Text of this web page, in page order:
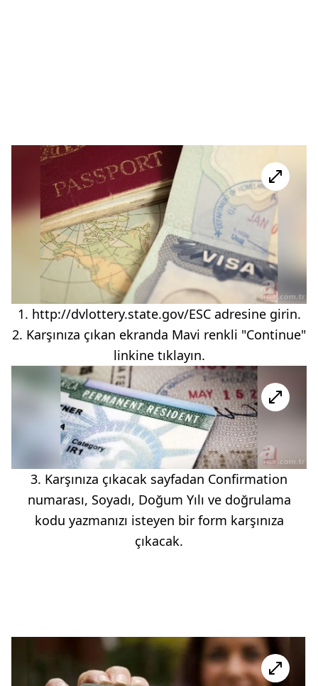
1. http://dvlottery.state.gov/ESC adresine girin.
2. Karşınıza çıkan ekranda Mavi renkli "Continue"
linkine tıklayın.
3. Karşınıza çıkacak sayfadan Confirmation
numarası, Soyadı, Doğum Yılı ve doğrulama
kodu yazmanızı isteyen bir form karşınıza
çıkacak.